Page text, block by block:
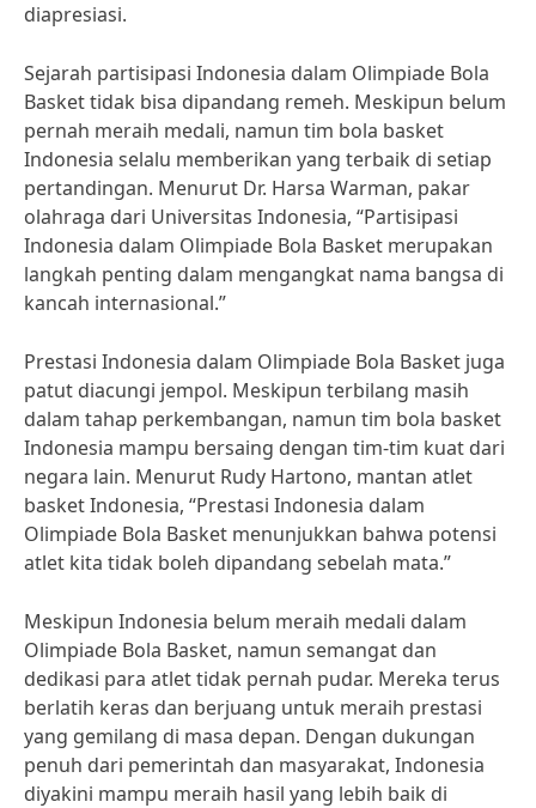
diapresiasi.
Sejarah partisipasi Indonesia dalam Olimpiade Bola
Basket tidak bisa dipandang remeh. Meskipun belum
pernah meraih medali, namun tim bola basket
Indonesia selalu memberikan yang terbaik di setiap
pertandingan. Menurut Dr. Harsa Warman, pakar
olahraga dari Universitas Indonesia, “Partisipasi
Indonesia dalam Olimpiade Bola Basket merupakan
langkah penting dalam mengangkat nama bangsa di
kancah internasional.”
Prestasi Indonesia dalam Olimpiade Bola Basket juga
patut diacungi jempol. Meskipun terbilang masih
dalam tahap perkembangan, namun tim bola basket
Indonesia mampu bersaing dengan tim-tim kuat dari
negara lain. Menurut Rudy Hartono, mantan atlet
basket Indonesia, “Prestasi Indonesia dalam
Olimpiade Bola Basket menunjukkan bahwa potensi
atlet kita tidak boleh dipandang sebelah mata.”
Meskipun Indonesia belum meraih medali dalam
Olimpiade Bola Basket, namun semangat dan
dedikasi para atlet tidak pernah pudar. Mereka terus
berlatih keras dan berjuang untuk meraih prestasi
yang gemilang di masa depan. Dengan dukungan
penuh dari pemerintah dan masyarakat, Indonesia
diyakini mampu meraih hasil yang lebih baik di